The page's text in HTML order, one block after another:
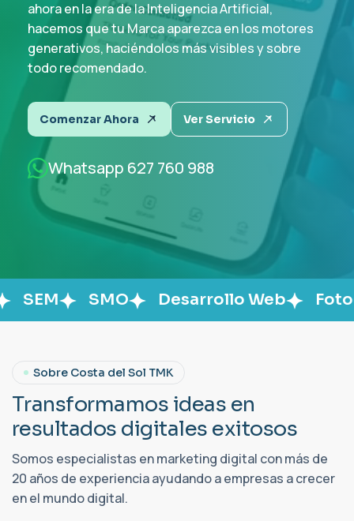
ahora en la era de la Inteligencia Artificial,
hacemos que tu Marca aparezca en los motores
generativos, haciéndolos más visibles y sobre
todo recomendado.
Comenzar Ahora Ver Servicio
Whatsapp 627 760 988
Comenzar Ahora Ver Servicio
Whatsapp 627 760 988
Comenzar Ahora Ver Servicio
Whatsapp 627 760 988
Comenzar Ahora Ver Servicio
Whatsapp 627 760 988
Comenzar Ahora Ver Servicio
Whatsapp 627 760 988
Comenzar Ahora Ver Servicio
Whatsapp 627 760 988
SMO Desarrollo Web Fotografía
Sobre Costa del Sol TMK
Transformamos ideas en
resultados digitales exitosos
Somos especialistas en marketing digital con más de
20 años de experiencia ayudando a empresas a crecer
en el mundo digital.